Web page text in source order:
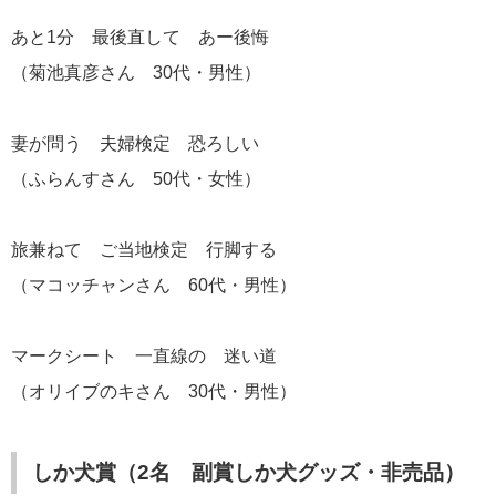
あと1分 最後直して あー後悔
（菊池真彦さん 30代・男性）
妻が問う 夫婦検定 恐ろしい
（ふらんすさん 50代・女性）
旅兼ねて ご当地検定 行脚する
（マコッチャンさん 60代・男性）
マークシート 一直線の 迷い道
（オリイブのキさん 30代・男性）
しか犬賞（2名 副賞しか犬グッズ・非売品）